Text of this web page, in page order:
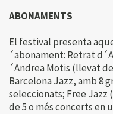
ABONAMENTS
El festival presenta
´abonament: Retrat
´Andrea Motis (llevat
Barcelona Jazz, amb 8
seleccionats; Free Jazz
de 5 o més concerts en